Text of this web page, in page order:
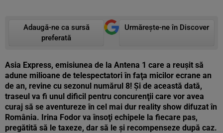
Adaugă-ne ca sursă
preferată
Urmărește-ne în Discover
Asia Express, emisiunea de la Antena 1 care a reuşit să
adune milioane de telespectatori în faţa micilor ecrane an
de an, revine cu sezonul numărul 8! Şi de această dată,
traseul va fi unul dificil pentru concurenţii care vor avea
curaj să se aventureze în cel mai dur reality show difuzat în
România. Irina Fodor va însoţi echipele la fiecare pas,
pregătită să le taxeze, dar să le şi recompenseze după caz.